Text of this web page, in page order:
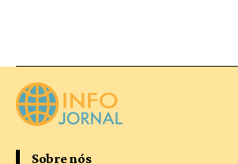
Sobre nós